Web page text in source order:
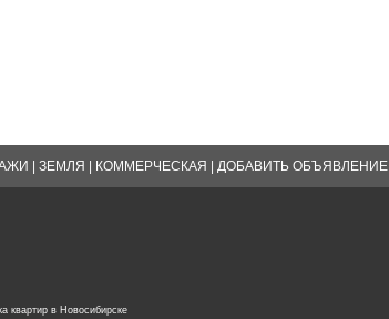
ЗЕМЛЯ КОММЕРЧЕСКАЯ ДОБАВИТЬ ОБЪЯВЛЕНИЕ
квартир в Новосибирске